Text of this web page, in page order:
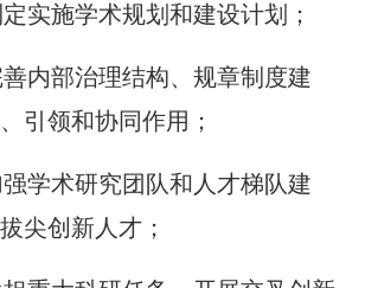
定实施学术规划和建设计划；
善内部治理结构、规章制度建
引领和协同作用；
强学术研究团队和人才梯队建
尖创新人才；